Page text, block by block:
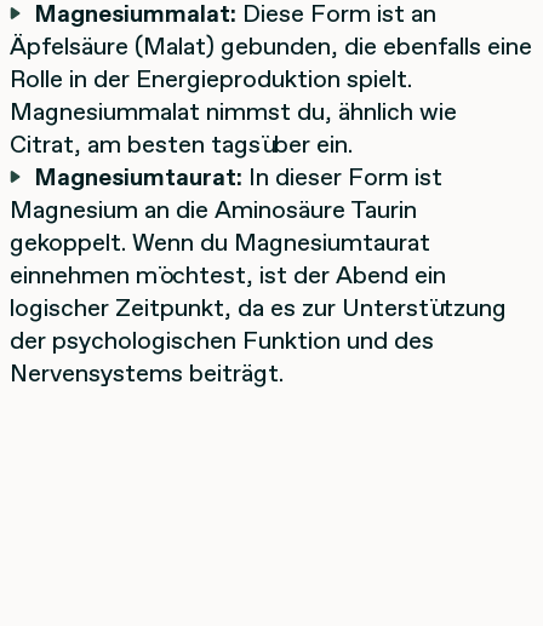
Magnesiummalat: Diese Form ist an
Äpfelsäure (Malat) gebunden, die ebenfalls eine
Rolle in der Energieproduktion spielt.
Magnesiummalat nimmst du, ähnlich wie
Citrat, am besten tagsüber ein.
Magnesiumtaurat: In dieser Form ist
Magnesium an die Aminosäure Taurin
gekoppelt. Wenn du Magnesiumtaurat
einnehmen möchtest, ist der Abend ein
logischer Zeitpunkt, da es zur Unterstützung
der psychologischen Funktion und des
Nervensystems beiträgt.